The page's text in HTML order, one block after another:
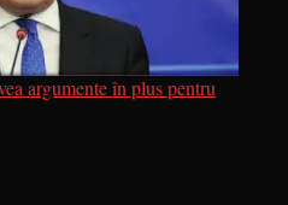
argumente în plus pentru